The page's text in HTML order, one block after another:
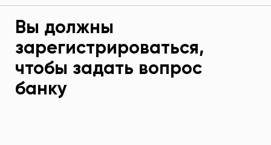
Вы должны
зарегистрироваться,
чтобы задать вопрос
банку